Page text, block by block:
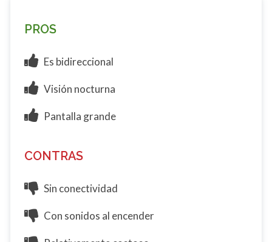
PROS
Es bidireccional
Visión nocturna
Pantalla grande
CONTRAS
Sin conectividad
Con sonidos al encender